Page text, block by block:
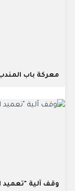
معركة باب
وقف آلية "تعميد